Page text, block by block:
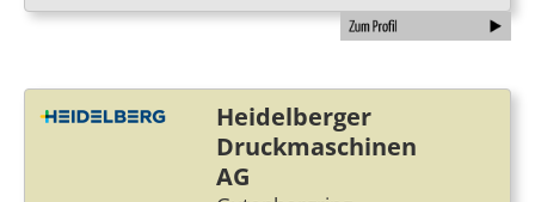
Heidelberger
Druckmaschinen
AG